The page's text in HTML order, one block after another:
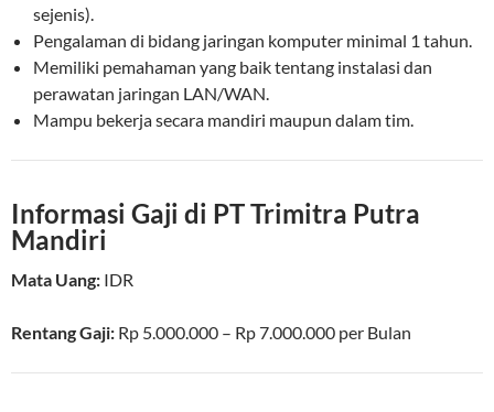
sejenis).
Pengalaman di bidang jaringan komputer minimal 1 tahun.
Memiliki pemahaman yang baik tentang instalasi dan
perawatan jaringan LAN/WAN.
Mampu bekerja secara mandiri maupun dalam tim.
Informasi Gaji di PT Trimitra Putra
Mandiri
Mata Uang: IDR
Rentang Gaji: Rp 5.000.000 – Rp7.000.000 per Bulan